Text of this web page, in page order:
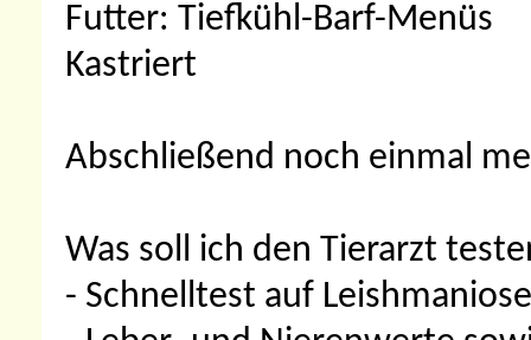
Futter: Tiefkühl-Barf-Menüs
Kastriert
Abschließend noch einmal
Was soll ich den Tierarzt
- Schnelltest auf Leishmaniose